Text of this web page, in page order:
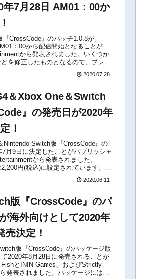
年7月28日 AM01：00か
CrossCode』のパッチ1.0.8が、
：00から配信開始となることが
から発表されました。いくつか
を修正したものとなるので、プレイ
2020.07.28
＆Xbox One＆Switch
』の発売日が2020年
！
Nintendo Switch版『CrossCode』の
7月9日に決定したことがパブリッシャ
から発表されました。
円(税込)に設定されています。7
2020.06.11
版『CrossCode』のパ
海外向けとして2020年
売決定！
版『CrossCode』のパッケージ版
2020年8月28日に発売されることが
FishとININ Games、およびStrictly
発表されました。パッケージには